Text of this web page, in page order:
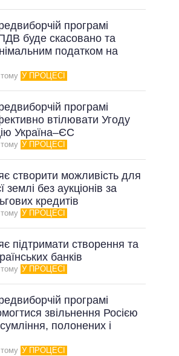
програмі
буде скасовано та
податком на
У ПРОЦЕСІ
програмі
втілювати Угоду
Україна–ЄС
У ПРОЦЕСІ
створити можливість для
землі без аукціонів за
кредитів
У ПРОЦЕСІ
підтримати створення та
банків
У ПРОЦЕСІ
програмі
звільнення Росією
сумління, полонених і
У ПРОЦЕСІ